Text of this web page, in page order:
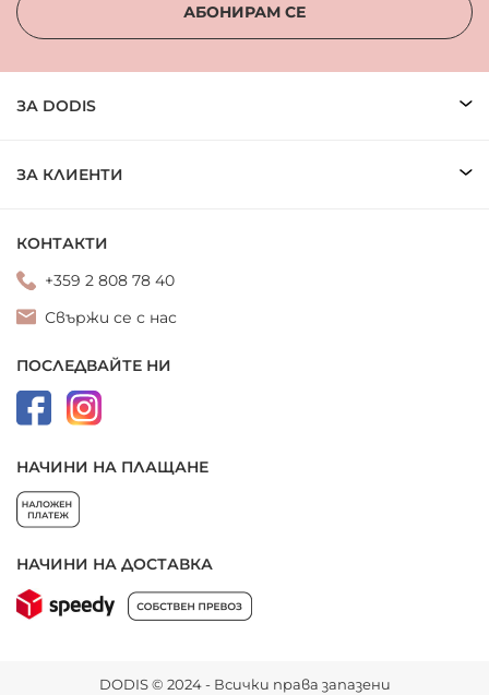
АБОНИРАМ СЕ
ЗА DODIS
ЗА КЛИЕНТИ
КОНТАКТИ
+359 2 808 78 40
Свържи се с нас
ПОСЛЕДВАЙТЕ НИ
НАЧИНИ НА ПЛАЩАНЕ
НАЧИНИ НА ДОСТАВКА
DODIS © 2024 - Всички права запазени